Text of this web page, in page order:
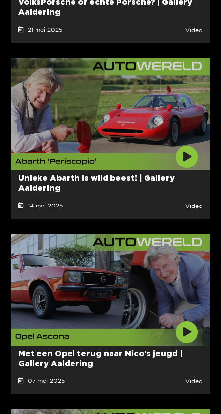
VolksPorsche of echte Porsche? | Gallery
Aaldering
21 mei 2025 Video
Unieke Abarth is wild beest! | Gallery
Aaldering
14 mei 2025 Video
Met een Opel terug naar Nico’s jeugd |
Gallery Aaldering
07 mei 2025 Video